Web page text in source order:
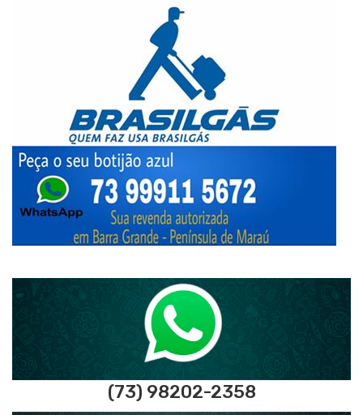
(73) 98202-2358